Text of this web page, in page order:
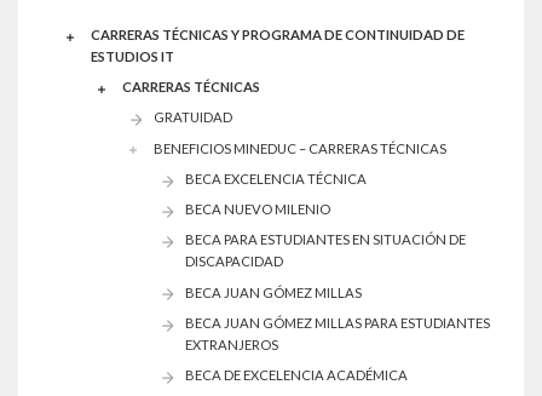
CARRERAS TÉCNICAS Y PROGRAMA DE CONTINUIDAD DE
ESTUDIOS IT
CARRERAS TÉCNICAS
GRATUIDAD
BENEFICIOS MINEDUC – CARRERAS TÉCNICAS
BECA EXCELENCIA TÉCNICA
BECA NUEVO MILENIO
BECA PARA ESTUDIANTES EN SITUACIÓN DE
DISCAPACIDAD
BECA JUAN GÓMEZ MILLAS
BECA JUAN GÓMEZ MILLAS PARA ESTUDIANTES
EXTRANJEROS
BECA DE EXCELENCIA ACADÉMICA